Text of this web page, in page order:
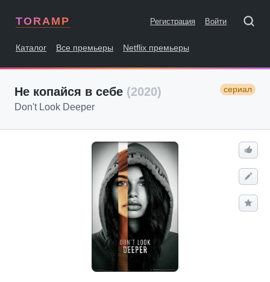
TORAMP Регистрация Войти
Каталог Все премьеры Netflix премьеры
Не копайся в себе (2020) сериал
Don't Look Deeper